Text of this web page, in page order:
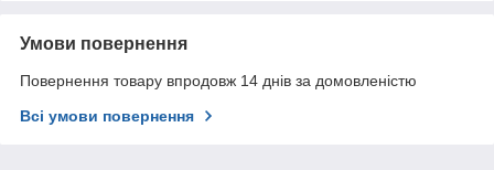
Умови повернення
Повернення товару впродовж 14 днів за домовленістю
Всі умови повернення